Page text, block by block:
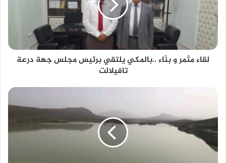
لقاء مثمر و بنّاء ..بالمكي يلتقي برئيس مجلس جهة درعة
تافيلالت